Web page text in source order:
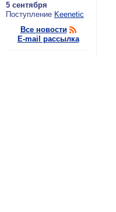
5 сентября
По­ступ­ле­ние Keenetic
Все новости
E-mail рассылка